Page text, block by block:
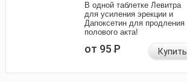
В одной таблетке Левитра
для усиления эрекции и
Дапоксетин для продления
полового акта!
от 95Р Купить